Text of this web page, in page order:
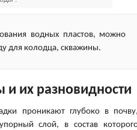
водных пластов, можно
для колодца, скважины.
их разновидности
проникают глубоко в
слой, в состав